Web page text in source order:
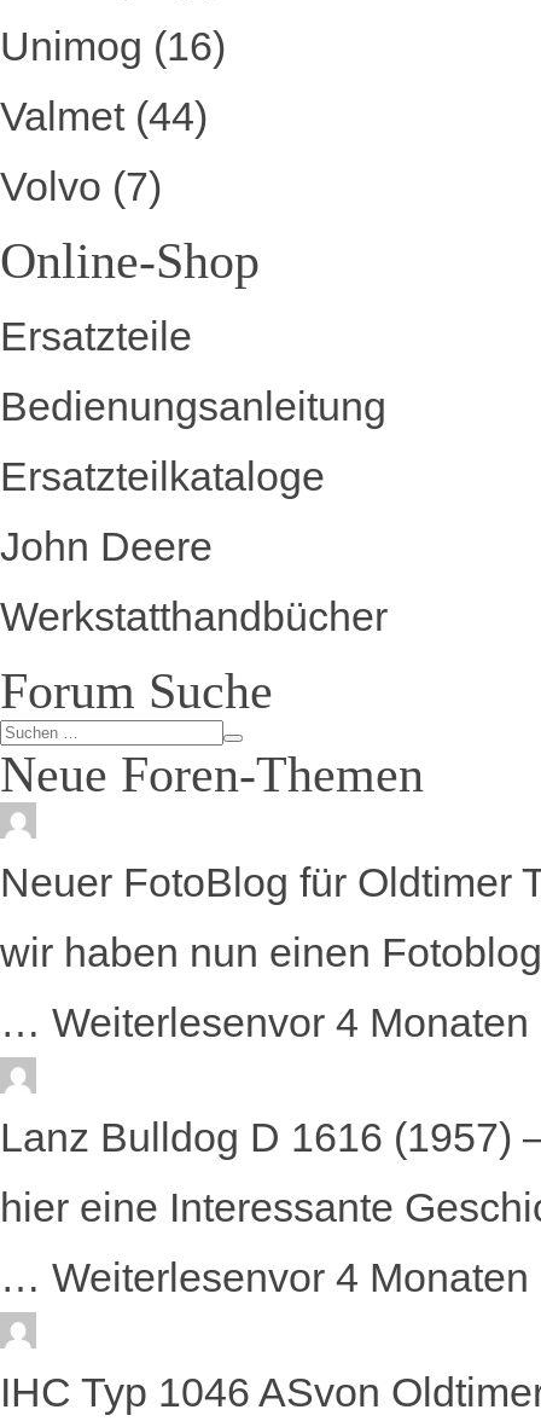
Unimog (16)
Valmet(44)
Volvo (7)
Online-Shop
Ersatzteile
Bedienungsanleitung
Ersatzteilkataloge
John Deere
Werkstatthandbücher
Forum Suche
Neue Foren-Themen
Neuer FotoBlog für Oldtimer
wir haben nun einen
… Weiterlesenvor 4 Monaten
Lanz Bulldog D 1616 (1957)
hier eine Interessante
… Weiterlesenvor 4 Monaten
IHC Typ 1046 ASvon